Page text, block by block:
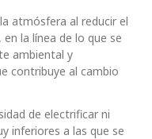
atmósfera al reducir el
la línea de lo que se
ambiental y
contribuye al cambio
de electrificar ni
inferiores a las que se